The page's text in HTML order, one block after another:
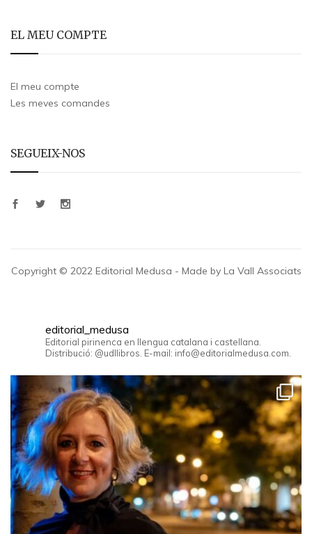
EL MEU COMPTE
El meu compte
Les meves comandes
SEGUEIX-NOS
Copyright © 2022 Editorial Medusa - Made by La Vall Associats
editorial_medusa
Editorial pirinenca en llengua catalana i castellana.
Distribució: @udllibros. E-mail: info@editorialmedusa.com.